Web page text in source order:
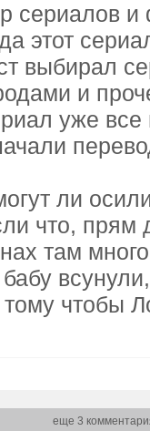
сериалов и
этот
выбирал
и
уже
ли
что, прям
там
чтобы
еще 3